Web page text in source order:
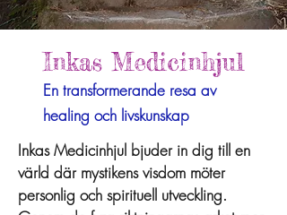
Inkas Medicinhjul
En transformerande resa av
healing och livskunskap
Inkas Medicinhjul bjuder in dig till en
värld där mystikens visdom möter
personlig och spirituell utveckling.